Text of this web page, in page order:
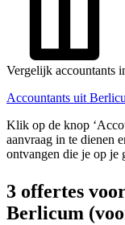
Vergelijk accountants
Accountants uit
Klik op de knop
aanvraag in te dienen
ontvangen die je op je
3 offertes
Berlicum